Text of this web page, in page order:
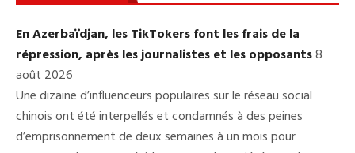
En Azerbaïdjan, les TikTokers font les frais de la
répression, après les journalistes et les opposants8
août 2026
Une dizaine d’influenceurs populaires sur le réseau social
chinois ont été interpellés et condamnés à des peines
d’emprisonnement de deux semaines à un mois pour